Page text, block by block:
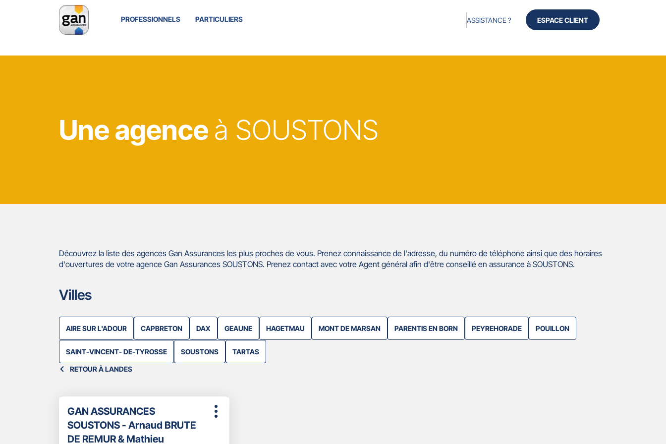
PROFESSIONNELS PARTICULIERS ASSISTANCE ? ESPACE CLIENT
Une agence à SOUSTONS
Découvrez la liste des agences Gan Assurances les plus proches de vous. Prenez connaissance de l'adresse, du numéro de téléphone ainsi que des horaires
d'ouvertures de votre agence Gan Assurances SOUSTONS. Prenez contact avec votre Agent général afin d'être conseillé en assurance à SOUSTONS.
Villes
AIRE SUR L'ADOUR CAPBRETON DAX GEAUNE HAGETMAU MONT DE MARSAN PARENTIS EN BORN PEYREHORADE POUILLON
SAINT-VINCENT- DE-TYROSSE SOUSTONS TARTAS
RETOUR À LANDES
sur
touche
ENTRÉE
Point
de
vente
:
GAN ASSURANCES
SOUSTONS - Arnaud BRUTE
DE REMUR & Mathieu
Plus